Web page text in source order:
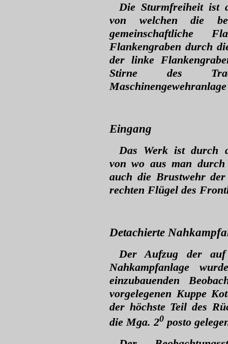
Die Sturmfreiheit ist
von welchen die
gemeinschaftliche
Flankengraben durch
der linke
Stirne des
Eingang
Das Werk ist durch
von wo aus man durch
auch die Brustwehr
rechten Flügel des
Detachierte
Der Aufzug der
Nahkampfanlage
einzubauenden
vorgelegenen Kuppe
der höchste Teil des
die Mga. 20 posto